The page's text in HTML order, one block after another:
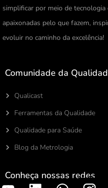
simplificar por meio de
apaixonadas pelo que fazem,
evoluir no caminho da excelência!
Comunidade da
Qualicast
Ferramentas da Qualidade
Qualidade para Saúde
Blog da Metrologia
Conheça nossas redes